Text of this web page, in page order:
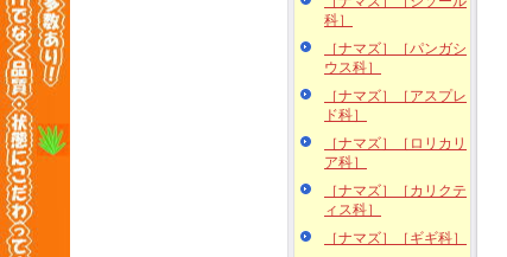
科］
［ナマズ］［パンガシ
ウス科］
［ナマズ］［アスプレ
ド科］
［ナマズ］［ロリカリ
ア科］
［ナマズ］［カリクテ
ィス科］
［ナマズ］［ギギ科］